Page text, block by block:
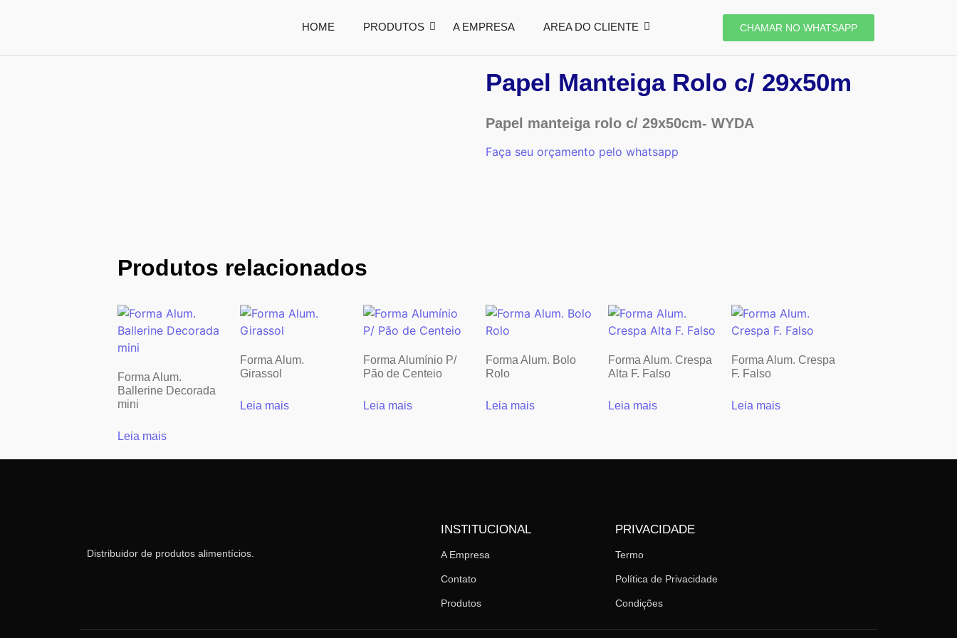
HOME PRODUTOS A EMPRESA AREA DO CLIENTE CHAMAR NO WHATSAPP
Papel Manteiga Rolo c/ 29x50m
Papel manteiga rolo c/ 29x50cm- WYDA
Faça seu orçamento pelo whatsapp
Produtos relacionados
Forma Alum.
Ballerine Decorada
mini
Leia mais
Forma Alum.
Girassol
Leia mais
Forma Alumínio P/
Pão de Centeio
Leia mais
Forma Alum. Bolo
Rolo
Leia mais
Forma Alum. Crespa
Alta F. Falso
Leia mais
Forma Alum. Crespa
F. Falso
Leia mais
Distribuidor de produtos alimentícios.
INSTITUCIONAL
A Empresa
Contato
Produtos
PRIVACIDADE
Termo
Política de Privacidade
Condições